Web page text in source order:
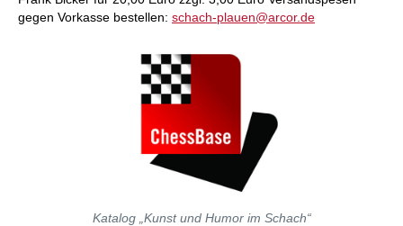
gegen Vorkasse bestellen: schach-plauen@arcor.de
Katalog „Kunst und Humor im Schach“